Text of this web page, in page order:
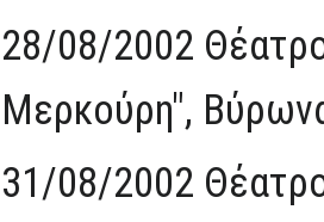
28/08/2002
Μερκούρη",
31/08/2002